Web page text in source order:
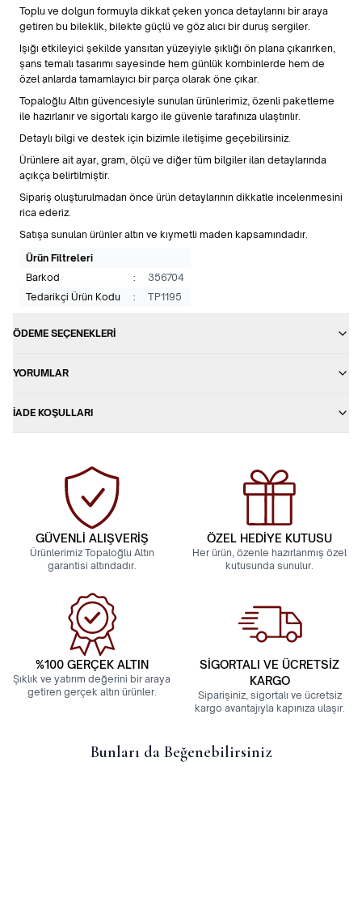
Toplu ve dolgun formuyla dikkat çeken yonca detaylarını bir araya
getiren bu bileklik, bilekte güçlü ve göz alıcı bir duruş sergiler.
Işığı etkileyici şekilde yansıtan yüzeyiyle şıklığı ön plana çıkarırken,
şans temalı tasarımı sayesinde hem günlük kombinlerde hem de
özel anlarda tamamlayıcı bir parça olarak öne çıkar.
Topaloğlu Altın güvencesiyle sunulan ürünlerimiz, özenli paketleme
ile hazırlanır ve sigortalı kargo ile güvenle tarafınıza ulaştırılır.
Detaylı bilgi ve destek için bizimle iletişime geçebilirsiniz.
Ürünlere ait ayar, gram, ölçü ve diğer tüm bilgiler ilan detaylarında
açıkça belirtilmiştir.
Sipariş oluşturulmadan önce ürün detaylarının dikkatle incelenmesini
rica ederiz.
Satışa sunulan ürünler altın ve kıymetli maden kapsamındadır.
Ürün Filtreleri
Barkod
:
356704
Tedarikçi Ürün Kodu
: TP1195
ÖDEME SEÇENEKLERI
YORUMLAR
İADE KOŞULLARI
GÜVENLİ ALIŞVERİŞ
Ürünlerimiz Topaloğlu Altın
garantisi altındadır.
ÖZEL HEDİYE KUTUSU
Her ürün, özenle hazırlanmış özel
kutusunda sunulur.
%100 GERÇEK ALTIN
Şıklık ve yatırım değerini bir araya
getiren gerçek altın ürünler.
SİGORTALI VE ÜCRETSİZ
KARGO
Siparişiniz, sigortalı ve ücretsiz
kargo avantajıyla kapınıza ulaşır.
Bunları da Beğenebilirsiniz